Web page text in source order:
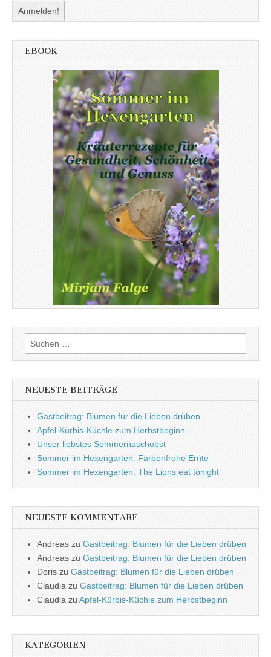
EBOOK
Suchen
nach:
NEUESTE BEITRÄGE
Gastbeitrag: Blumen für die Lieben drüben
Apfel-Kürbis-Küchle zum Herbstbeginn
Unser liebstes Sommernaschobst
Sommer im Hexengarten: Farbenfrohe Ernte
Sommer im Hexengarten: The Lions eat tonight
NEUESTE KOMMENTARE
Andreas zu Gastbeitrag: Blumen für die Lieben drüben
Andreas zu Gastbeitrag: Blumen für die Lieben drüben
Doris zu Gastbeitrag: Blumen für die Lieben drüben
Claudia zu Gastbeitrag: Blumen für die Lieben drüben
Claudia zu Apfel-Kürbis-Küchle zum Herbstbeginn
KATEGORIEN